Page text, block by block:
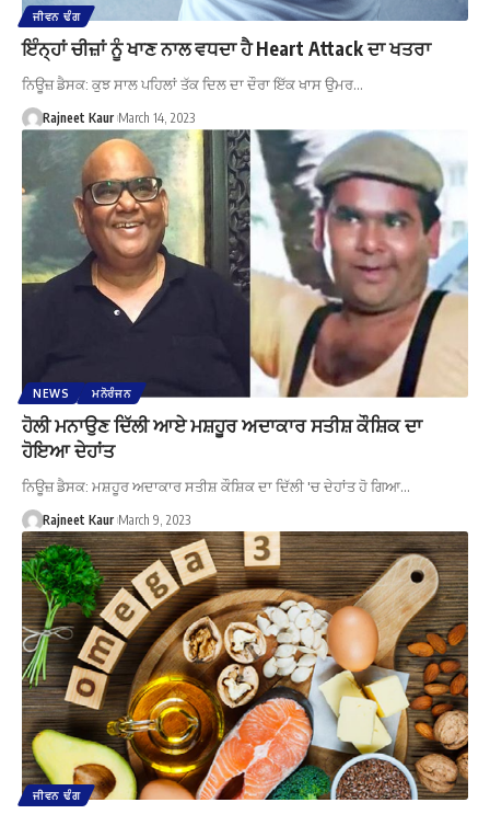
ਜੀਵਨ ਢੰਗ
ਇੰਨ੍ਹਾਂ ਚੀਜ਼ਾਂ ਨੂੰ ਖਾਣ ਨਾਲ ਵਧਦਾ ਹੈ Heart Attack ਦਾ ਖਤਰਾ
ਨਿਊਜ਼ ਡੈਸਕ: ਕੁਝ ਸਾਲ ਪਹਿਲਾਂ ਤੱਕ ਦਿਲ ਦਾ ਦੌਰਾ ਇੱਕ ਖਾਸ ਉਮਰ…
Rajneet Kaur March 14, 2023
NEWS ਮਨੋਰੰਜਨ
ਹੋਲੀ ਮਨਾਉਣ ਦਿੱਲੀ ਆਏ ਮਸ਼ਹੂਰ ਅਦਾਕਾਰ ਸਤੀਸ਼ ਕੌਸ਼ਿਕ ਦਾ
ਹੋਇਆ ਦੇਹਾਂਤ
ਨਿਊਜ਼ ਡੈਸਕ: ਮਸ਼ਹੂਰ ਅਦਾਕਾਰ ਸਤੀਸ਼ ਕੌਸ਼ਿਕ ਦਾ ਦਿੱਲੀ 'ਚ ਦੇਹਾਂਤ ਹੋ ਗਿਆ…
Rajneet Kaur March 9, 2023
ਜੀਵਨ ਢੰਗ